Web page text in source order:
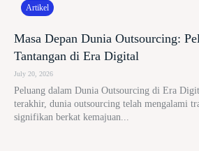
Artikel
Masa Depan Dunia Outsourcing:
Tantangan di Era Digital
July 20, 2026
Peluang dalam Dunia Outsourcing di Era
terakhir, dunia outsourcing telah mengalami
signifikan berkat kemajuan...